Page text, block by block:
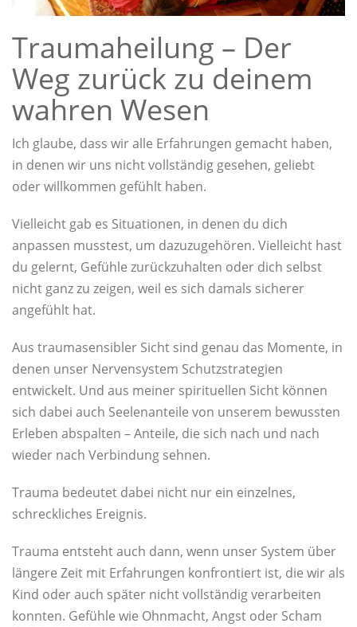
Traumaheilung – Der
Weg zurück zu deinem
wahren Wesen
Ich glaube, dass wir alle Erfahrungen gemacht haben,
in denen wir uns nicht vollständig gesehen, geliebt
oder willkommen gefühlt haben.
Vielleicht gab es Situationen, in denen du dich
anpassen musstest, um dazuzugehören. Vielleicht hast
du gelernt, Gefühle zurückzuhalten oder dich selbst
nicht ganz zu zeigen, weil es sich damals sicherer
angefühlt hat.
Aus traumasensibler Sicht sind genau das Momente, in
denen unser Nervensystem Schutzstrategien
entwickelt. Und aus meiner spirituellen Sicht können
sich dabei auch Seelenanteile von unserem bewussten
Erleben abspalten – Anteile, die sich nach und nach
wieder nach Verbindung sehnen.
Trauma bedeutet dabei nicht nur ein einzelnes,
schreckliches Ereignis.
Trauma entsteht auch dann, wenn unser System über
längere Zeit mit Erfahrungen konfrontiert ist, die wir als
Kind oder auch später nicht vollständig verarbeiten
konnten. Gefühle wie Ohnmacht, Angst oder Scham